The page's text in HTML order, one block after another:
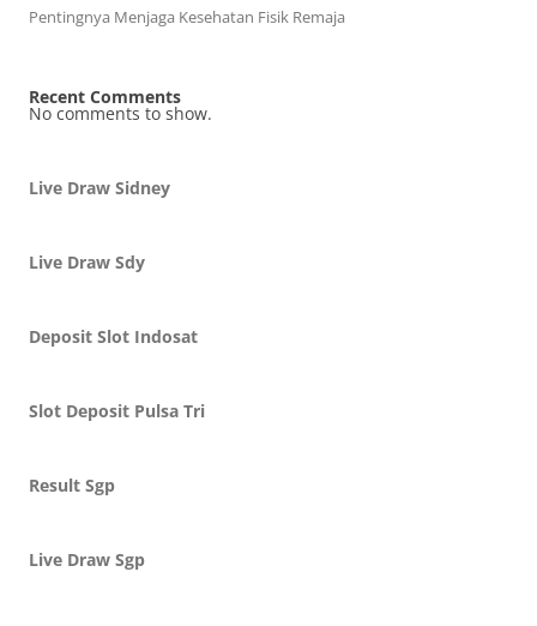
Pentingnya Menjaga Kesehatan Fisik Remaja
Recent Comments
No comments to show.
Live Draw Sidney
Live Draw Sdy
Deposit Slot Indosat
Slot Deposit Pulsa Tri
Result Sgp
Live Draw Sgp